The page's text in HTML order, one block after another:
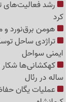
کرد
هومن برق‌نورد و
تراژدی ساحل
ایمنی سواحل
ساله در رئال
عملیات یگان